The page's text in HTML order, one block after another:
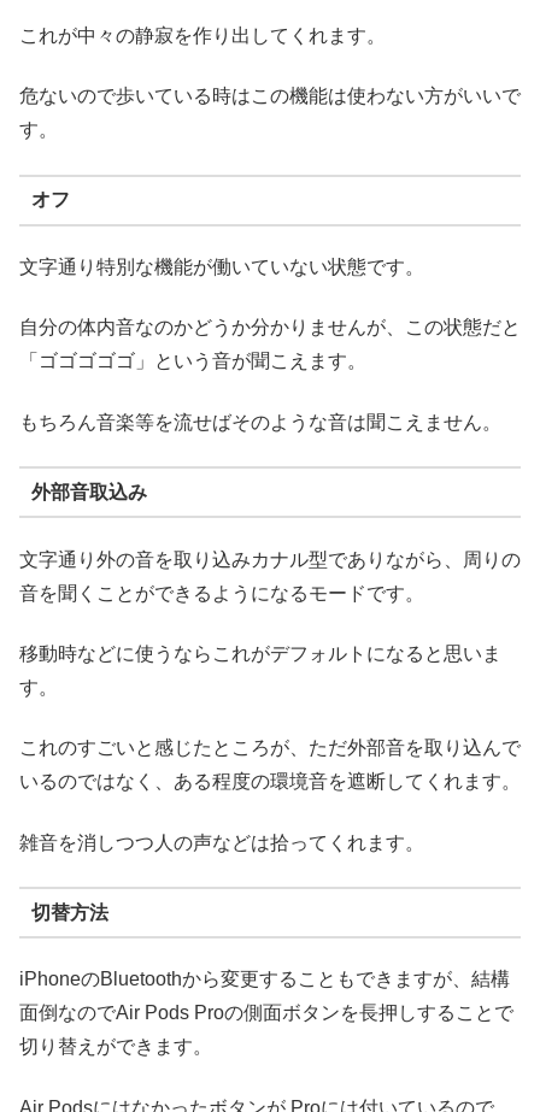
これが中々の静寂を作り出してくれます。
危ないので歩いている時はこの機能は使わない方がいいで
す。
オフ
文字通り特別な機能が働いていない状態です。
自分の体内音なのかどうか分かりませんが、この状態だと
「ゴゴゴゴゴ」という音が聞こえます。
もちろん音楽等を流せばそのような音は聞こえません。
外部音取込み
文字通り外の音を取り込みカナル型でありながら、周りの
音を聞くことができるようになるモードです。
移動時などに使うならこれがデフォルトになると思いま
す。
これのすごいと感じたところが、ただ外部音を取り込んで
いるのではなく、ある程度の環境音を遮断してくれます。
雑音を消しつつ人の声などは拾ってくれます。
切替方法
iPhoneのBluetoothから変更することもできますが、結構
面倒なのでAir Pods Proの側面ボタンを長押しすることで
切り替えができます。
Air Podsにはなかったボタンが Proには付いているので、